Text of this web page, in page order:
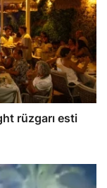
rüzgarı esti